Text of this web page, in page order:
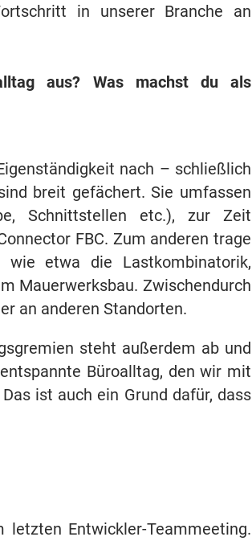
in unserer Branche an
aus? Was machst du als
nach – schließlich
breit gefächert. Sie umfassen
Schnittstellen etc.), zur Zeit
FBC. Zum anderen trage
wie etwa die Lastkombinatorik,
Mauerwerksbau. Zwischendurch
an anderen Standorten.
steht außerdem ab und
Büroalltag, den wir mit
ist auch ein Grund dafür, dass
letzten Entwickler-Teammeeting.